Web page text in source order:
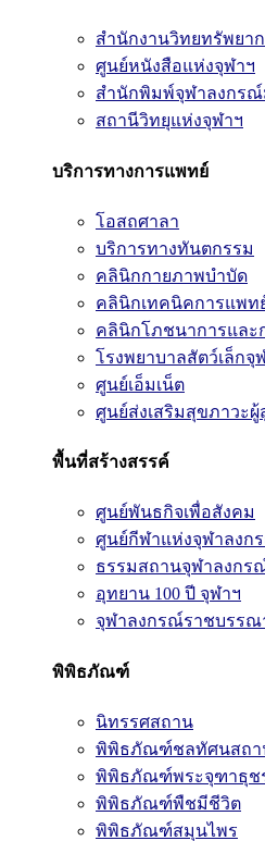
สำนักงานวิทยทรัพยา
ศูนย์หนังสือแห่งจุฬาฯ
สำนักพิมพ์จุฬาลงกรณ์
สถานีวิทยุแห่งจุฬาฯ
บริการทางการแพทย์
โอสถศาลา
บริการทางทันตกรรม
คลินิกกายภาพบำบัด
คลินิกเทคนิคการแพท
คลินิกโภชนาการและ
โรงพยาบาลสัตว์เล็กจุ
ศูนย์เอ็มเน็ต
ศูนย์ส่งเสริมสุขภาวะผู้
พื้นที่สร้างสรรค์
ศูนย์พันธกิจเพื่อสังคม
ศูนย์กีฬาแห่งจุฬาลงก
ธรรมสถานจุฬาลงกร
อุทยาน 100 ปี จุฬาฯ
จุฬาลงกรณ์ราชบรรณ
พิพิธภัณฑ์
นิทรรศสถาน
พิพิธภัณฑ์ชลทัศนสถา
พิพิธภัณฑ์พระจุฑาธุช
พิพิธภัณฑ์พืชมีชีวิต
พิพิธภัณฑ์สมุนไพร